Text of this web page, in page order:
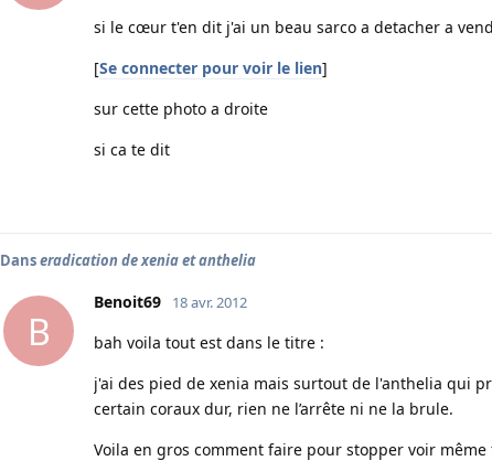
si le cœur t'en dit j'ai un beau sarco a detacher a
[Se connecter pour voir le lien]
sur cette photo a droite
si ca te dit
Danseradication de xenia et anthelia
B
Benoit69 18 avr. 2012
bah voila tout est dans le titre :
j'ai des pied de xenia mais surtout de l'anthelia qui
certain coraux dur, rien ne l’arrête ni ne la brule.
Voila en gros comment faire pour stopper voir